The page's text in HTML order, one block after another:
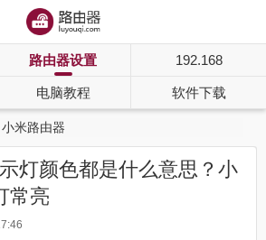
路由器设置 192.168
电脑教程 软件下载
小米路由器
灯颜色都是什么意思？小
常亮